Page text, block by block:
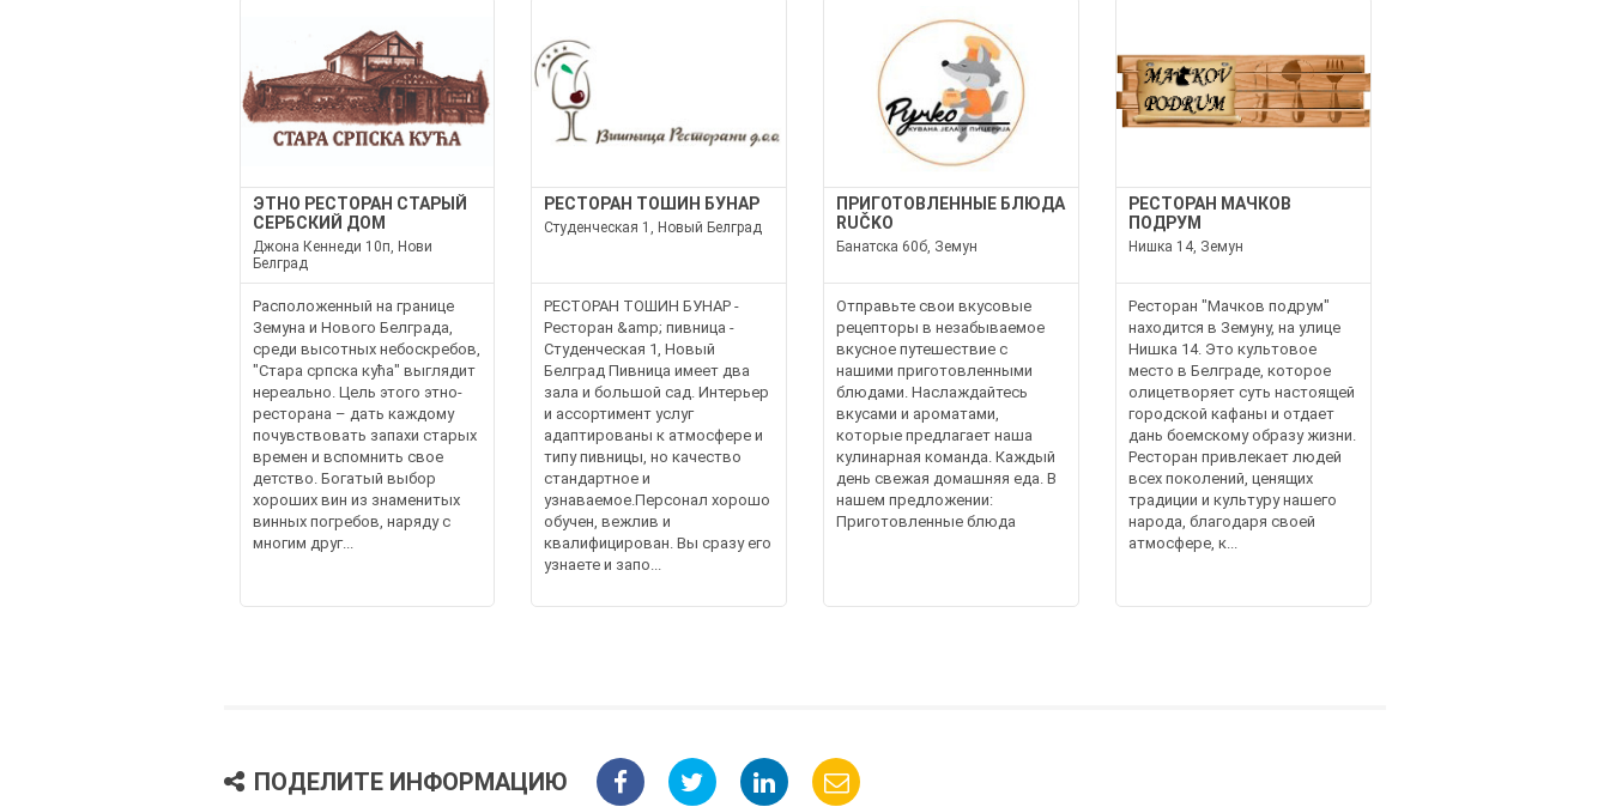
ЭТНО РЕСТОРАН СТАРЫЙ
СЕРБСКИЙ ДОМ
Джона Кеннеди 10п, Нови
Белград
Расположенный на границе
Земуна и Нового Белграда,
среди высотных небоскребов,
"Стара српска кућа" выглядит
нереально. Цель этого этно-
ресторана – дать каждому
почувствовать запахи старых
времен и вспомнить свое
детство. Богатый выбор
хороших вин из знаменитых
винных погребов, наряду с
многим друг...
РЕСТОРАН ТОШИН БУНАР
Студенческая 1, Новый Белград
РЕСТОРАН ТОШИН БУНАР -
Ресторан &amp; пивница -
Студенческая 1, Новый
Белград Пивница имеет два
зала и большой сад. Интерьер
и ассортимент услуг
адаптированы к атмосфере и
типу пивницы, но качество
стандартное и
узнаваемое.Персонал хорошо
обучен, вежлив и
квалифицирован. Вы сразу его
узнаете и запо...
ПРИГОТОВЛЕННЫЕ БЛЮДА
RUČKO
Банатска 60б, Земун
Отправьте свои вкусовые
рецепторы в незабываемое
вкусное путешествие с
нашими приготовленными
блюдами. Наслаждайтесь
вкусами и ароматами,
которые предлагает наша
кулинарная команда. Каждый
день свежая домашняя еда. В
нашем предложении:
Приготовленные блюда
РЕСТОРАН МАЧКОВ
ПОДРУМ
Нишка 14, Земун
Ресторан "Мачков подрум"
находится в Земуну, на улице
Нишка 14. Это культовое
место в Белграде, которое
олицетворяет суть настоящей
городской кафаны и отдает
дань боемскому образу жизни.
Ресторан привлекает людей
всех поколений, ценящих
традиции и культуру нашего
народа, благодаря своей
атмосфере, к...
ПОДЕЛИТЕ ИНФОРМАЦИЮ